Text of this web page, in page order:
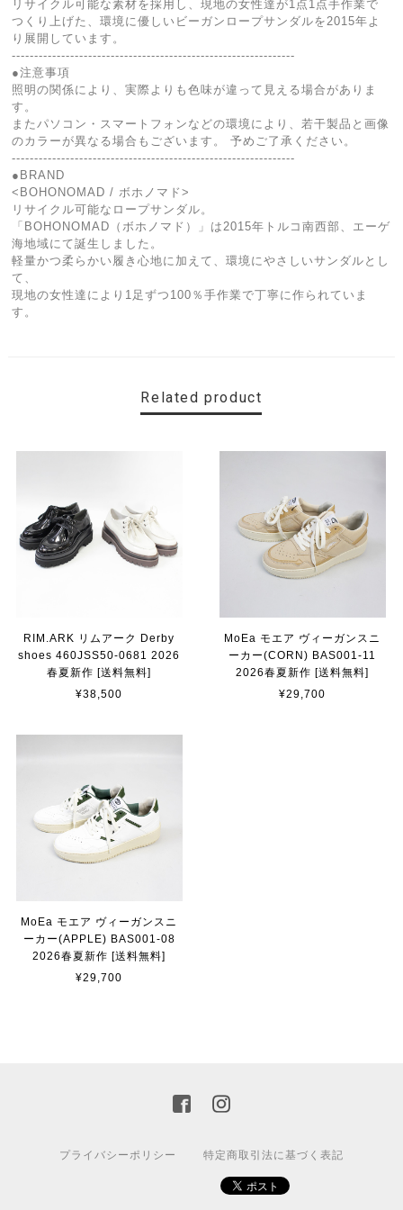
リサイクル可能な素材を採用し、現地の女性達が1点1点手作業で
つくり上げた、環境に優しいビーガンロープサンダルを2015年よ
り展開しています。
---------------------------------------------------------------
●注意事項
照明の関係により、実際よりも色味が違って見える場合がありま
す。
またパソコン・スマートフォンなどの環境により、若干製品と画像
のカラーが異なる場合もございます。 予めご了承ください。
---------------------------------------------------------------
●BRAND
<BOHONOMAD / ボホノマド>
リサイクル可能なロープサンダル。
「BOHONOMAD（ボホノマド）」は2015年トルコ南西部、エーゲ
海地域にて誕生しました。
軽量かつ柔らかい履き心地に加えて、環境にやさしいサンダルとし
て、
現地の女性達により1足ずつ100％手作業で丁寧に作られていま
す。
Related product
RIM.ARK リムアーク Derby
shoes 460JSS50-0681 2026
春夏新作 [送料無料]
¥38,500
MoEa モエア ヴィーガンスニ
ーカー(CORN) BAS001-11
2026春夏新作 [送料無料]
¥29,700
MoEa モエア ヴィーガンスニ
ーカー(APPLE) BAS001-08
2026春夏新作 [送料無料]
¥29,700
プライバシーポリシー 特定商取引法に基づく表記